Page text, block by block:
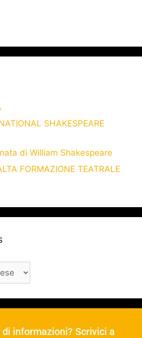
SHAKESPEARE
di William Shakespeare
FORMAZIONE TEATRALE
di informazioni? Scrivici a